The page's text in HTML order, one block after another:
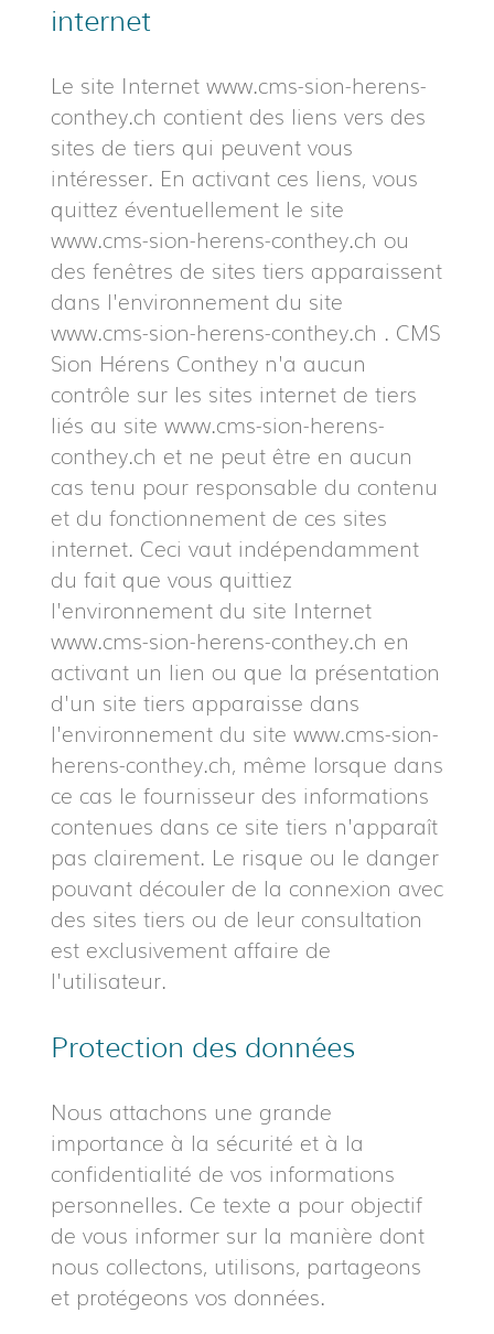
internet
Le site Internet www.cms-sion-herens-
conthey.ch contient des liens vers des
sites de tiers qui peuvent vous
intéresser. En activant ces liens, vous
quittez éventuellement le site
www.cms-sion-herens-conthey.ch ou
des fenêtres de sites tiers apparaissent
dans l'environnement du site
www.cms-sion-herens-conthey.ch . CMS
Sion Hérens Conthey n'a aucun
contrôle sur les sites internet de tiers
liés au site www.cms-sion-herens-
conthey.ch et ne peut être en aucun
cas tenu pour responsable du contenu
et du fonctionnement de ces sites
internet. Ceci vaut indépendamment
du fait que vous quittiez
l'environnement du site Internet
www.cms-sion-herens-conthey.ch en
activant un lien ou que la présentation
d'un site tiers apparaisse dans
l'environnement du site www.cms-sion-
herens-conthey.ch, même lorsque dans
ce cas le fournisseur des informations
contenues dans ce site tiers n'apparaît
pas clairement. Le risque ou le danger
pouvant découler de la connexion avec
des sites tiers ou de leur consultation
est exclusivement affaire de
l'utilisateur.
Protection des données
Nous attachons une grande
importance à la sécurité et à la
confidentialité de vos informations
personnelles. Ce texte a pour objectif
de vous informer sur la manière dont
nous collectons, utilisons, partageons
et protégeons vos données.